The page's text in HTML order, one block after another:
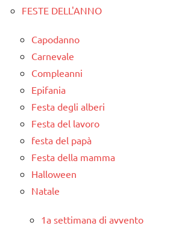
FESTE DELL'ANNO
Capodanno
Carnevale
Compleanni
Epifania
Festa degli alberi
Festa del lavoro
festa del papà
Festa della mamma
Halloween
Natale
1a settimana di avvento